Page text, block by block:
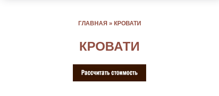
ГЛАВНАЯ » КРОВАТИ
КРОВАТИ